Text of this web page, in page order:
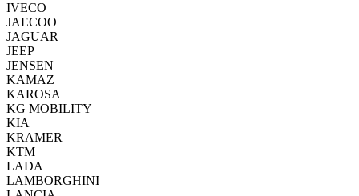
IVECO
JAECOO
JAGUAR
JEEP
JENSEN
KAMAZ
KAROSA
KG MOBILITY
KIA
KRAMER
KTM
LADA
LAMBORGHINI